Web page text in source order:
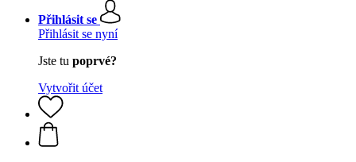
Přihlásit se
Přihlásit se nyní
Jste tu poprvé?
Vytvořit účet